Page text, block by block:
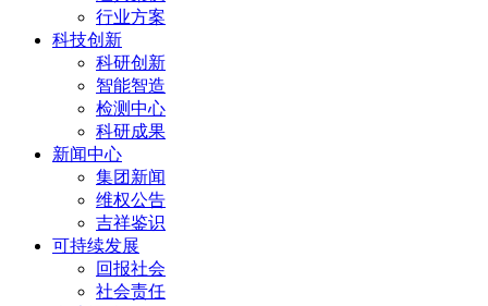
行业方案
科技创新
科研创新
智能智造
检测中心
科研成果
新闻中心
集团新闻
维权公告
吉祥鉴识
可持续发展
回报社会
社会责任